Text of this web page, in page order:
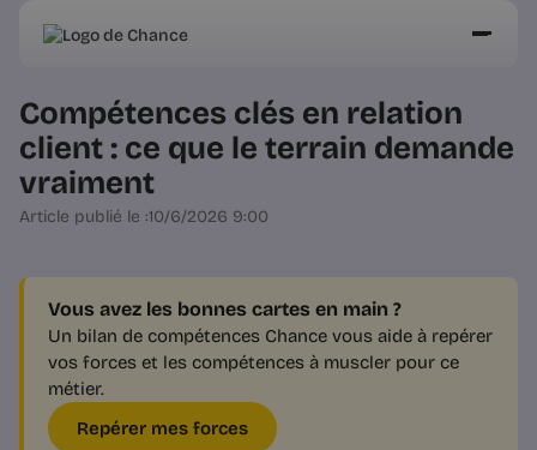
Compétences clés en relation
client : ce que le terrain demande
vraiment
Article publié le :10/6/2026 9:00
Vous avez les bonnes cartes en main ?
Un bilan de compétences Chance vous aide à repérer
vos forces et les compétences à muscler pour ce
métier.
Repérer mes forces